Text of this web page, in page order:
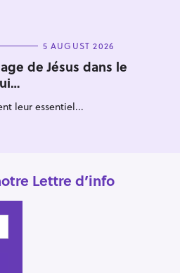
5 AUGUST 2026
de Jésus dans le
leur essentiel...
Lettre d’info